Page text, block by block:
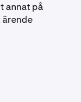
annat på
ärende